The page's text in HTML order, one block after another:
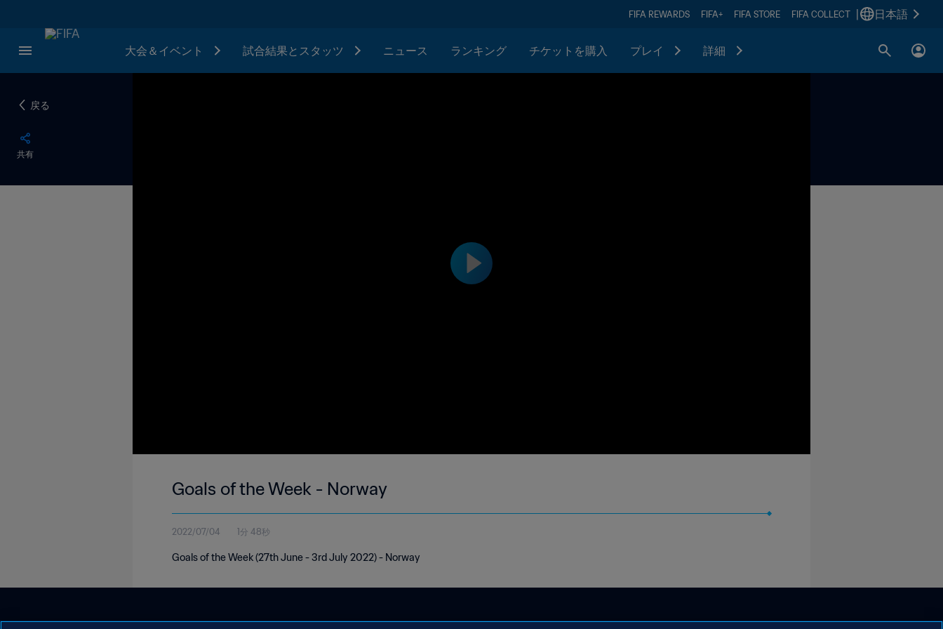
FIFA REWARDS FIFA+ FIFA STORE FIFA COLLECT 日本語
大会＆イベント 試合結果とスタッツ ニュース ランキング チケットを購入 プレイ 詳細
戻る
共有
Goals of the Week - Norway
2022/07/04 1分 48秒
Goals of the Week (27th June - 3rd July 2022) - Norway